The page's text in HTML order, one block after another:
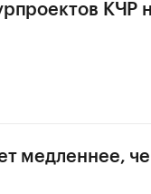
КЧР
медленнее,